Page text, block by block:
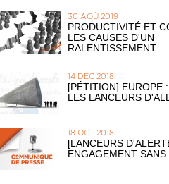
30 AOÛ 2019
PRODUCTIVITÉ ET
LES CAUSES D'UN
RALENTISSEMENT
14 DÉC 2018
[PÉTITION] EUROPE
LES LANCEURS
18 OCT 2018
[LANCEURS
ENGAGEMENT